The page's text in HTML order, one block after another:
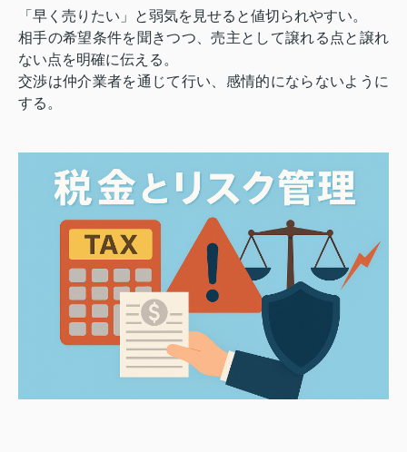
「早く売りたい」と弱気を見せると値切られやすい。
相手の希望条件を聞きつつ、売主として譲れる点と譲れ
ない点を明確に伝える。
交渉は仲介業者を通じて行い、感情的にならないように
する。